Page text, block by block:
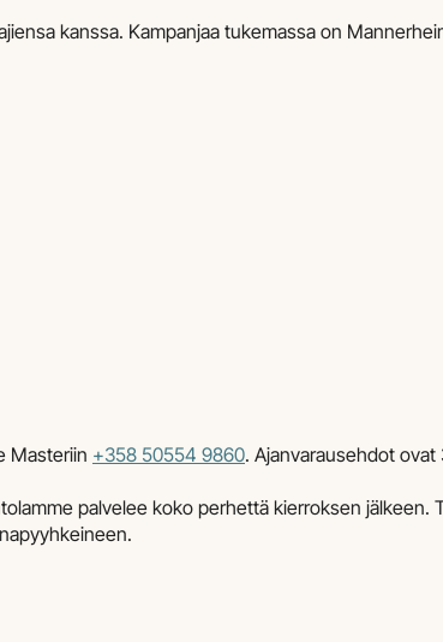
kanssa. Kampanjaa tukemassa on
Masteriin +358 50554 9860. Ajanvarausehdot ovat
palvelee koko perhettä kierroksen